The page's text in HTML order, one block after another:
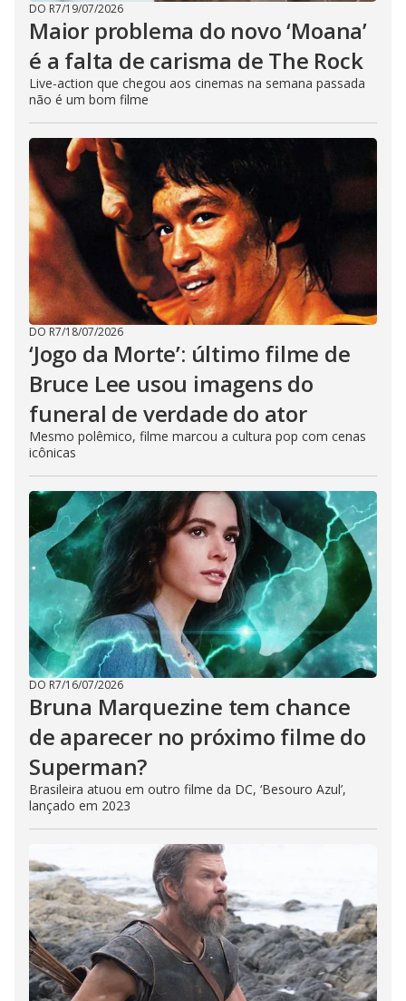
DO R7/19/07/2026
Maior problema do novo ‘Moana’
é a falta de carisma de The Rock
Live-action que chegou aos cinemas na semana passada
não é um bom filme
DO R7/18/07/2026
‘Jogo da Morte’: último filme de
Bruce Lee usou imagens do
funeral de verdade do ator
Mesmo polêmico, filme marcou a cultura pop com cenas
icônicas
DO R7/16/07/2026
Bruna Marquezine tem chance
de aparecer no próximo filme do
Superman?
Brasileira atuou em outro filme da DC, ‘Besouro Azul’,
lançado em 2023